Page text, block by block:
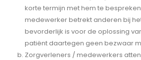
korte termijn met hem te
medewerker betrekt anderen bij
bevorderlijk is voor de oplossing
patiënt daartegen geen bezwaar
Zorgverleners / medewerkers